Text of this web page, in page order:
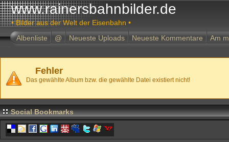
www.rainersbahnbilder.de
• Bilder aus der Welt der Eisenbahn •
Albenliste
@ Neueste Uploads Neueste Kommentare Am
Fehler
Das gewählte Album bzw. die gewählte Datei existiert nicht!
Social Bookmarks